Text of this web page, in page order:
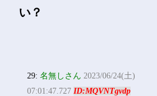
い？
29:名無しさん 2023/06/24(土)
07:01:47.727ID:MQVNTgvdp